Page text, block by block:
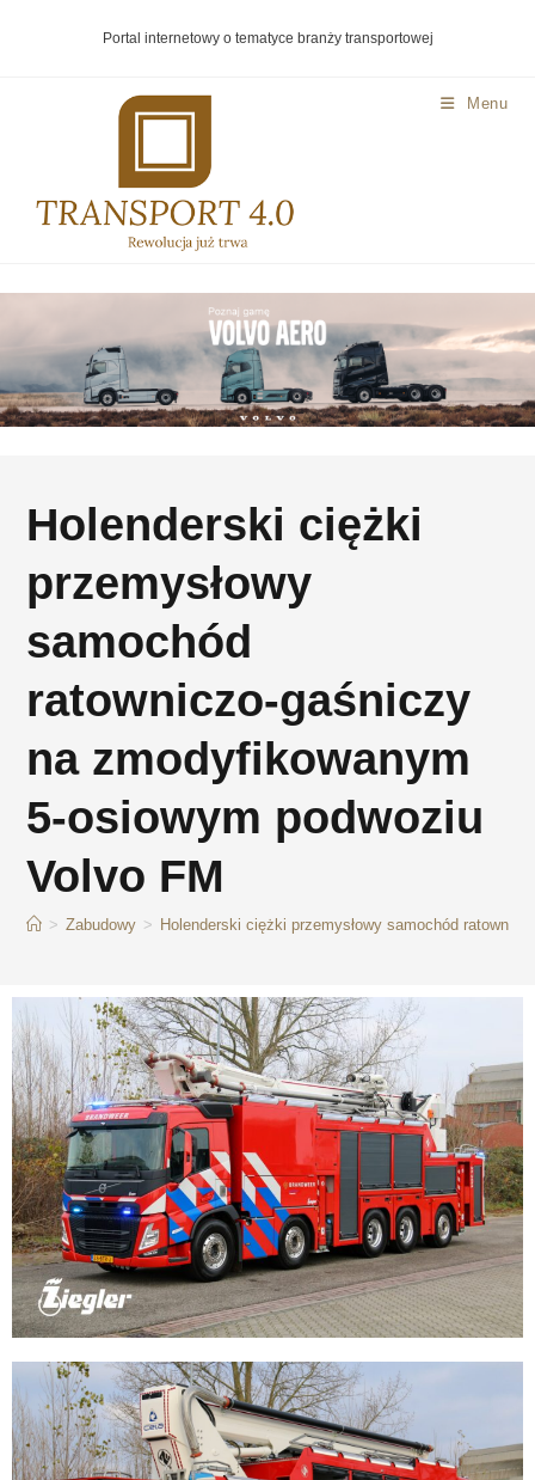
Portal internetowy o tematyce branży transportowej
Menu
Holenderski ciężki
przemysłowy
samochód
ratowniczo-gaśniczy
na zmodyfikowanym
5-osiowym podwoziu
Volvo FM
> Zabudowy > Holenderski ciężki przemysłowy samochód